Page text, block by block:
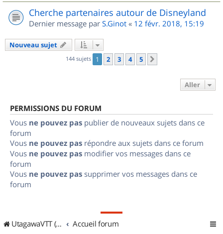
Cherche partenaires autour de Disneyland
Dernier message par S.Ginot « 12 févr. 2018, 15:19
Nouveau sujet
144 sujets 1 2 3 4 5
Aller
PERMISSIONS DU FORUM
Vous ne pouvez pas publier de nouveaux sujets dans ce
forum
Vous ne pouvez pas répondre aux sujets dans ce forum
Vous ne pouvez pas modifier vos messages dans ce
forum
Vous ne pouvez pas supprimer vos messages dans ce
forum
UtagawaVTT (Randos VTT et VTTAE avec traces GPS) Accueil forum